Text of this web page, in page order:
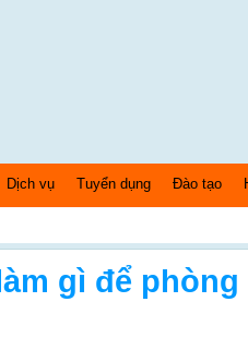
Dịch vụ Tuyển dụng Đào tạo
gì để